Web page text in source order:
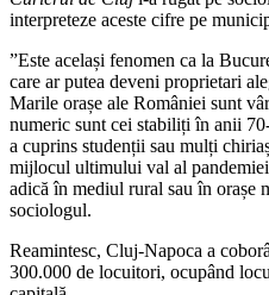
interpreteze aceste cifre pe
”Este același fenomen ca la
care ar putea deveni proprietari
Marile orașe ale României sunt
numeric sunt cei stabiliți în anii
a cuprins studenții sau mulți
mijlocul ultimului val al
adică în mediul rural sau în orașe
sociologul.
Reamintesc, Cluj-Napoca a
300.000 de locuitori, ocupând